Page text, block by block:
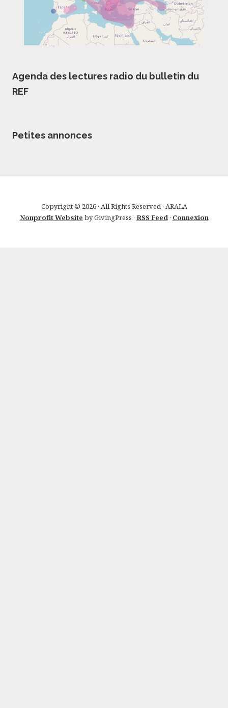
Agenda des lectures radio du bulletin du
REF
Petites annonces
Copyright © 2026 · All Rights Reserved · ARALA
Nonprofit Website by GivingPress · RSS Feed · Connexion